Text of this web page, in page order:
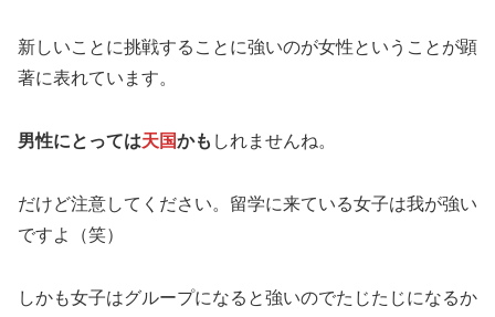
新しいことに挑戦することに強いのが女性ということが顕
著に表れています。
男性にとっては天国かも しれませんね。
だけど注意してください。留学に来ている女子は我が強い
ですよ（笑）
しかも女子はグループになると強いのでたじたじになるか